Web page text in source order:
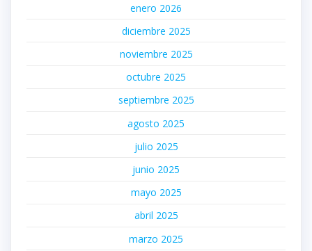
enero 2026
diciembre 2025
noviembre 2025
octubre 2025
septiembre 2025
agosto 2025
julio 2025
junio 2025
mayo 2025
abril 2025
marzo 2025